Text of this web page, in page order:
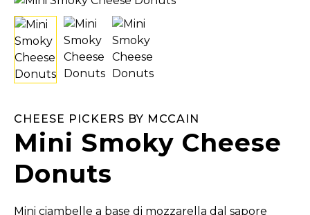
CHEESE PICKERS BY MCCAIN
Mini Smoky Cheese
Donuts
Mini ciambelle a base di mozzarella dal sapore